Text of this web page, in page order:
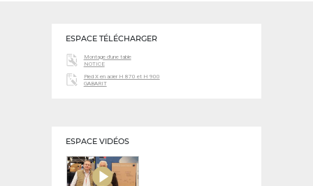
ESPACE TÉLÉCHARGER
Montage d'une table
NOTICE
Pied X en acier H 870 et H 900
GABARIT
ESPACE VIDÉOS